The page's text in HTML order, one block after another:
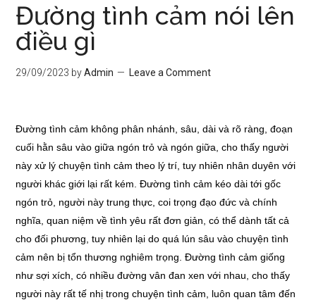
Đường tình cảm nói lên
điều gì
29/09/2023 byAdmin Leave a Comment
Đường tình cảm không phân nhánh, sâu, dài và rõ ràng, đoạn
cuối hằn sâu vào giữa ngón trỏ và ngón giữa, cho thấy người
này xử lý chuyện tình cảm theo lý trí, tuy nhiên nhân duyên với
người khác giới lại rất kém. Đường tình cảm kéo dài tới gốc
ngón trỏ, người này trung thực, coi trọng đạo đức và chính
nghĩa, quan niệm về tình yêu rất đơn giản, có thể dành tất cả
cho đối phương, tuy nhiên lại do quá lún sâu vào chuyện tình
cảm nên bị tổn thương nghiêm trọng. Đường tình cảm giống
như sợi xích, có nhiều đường vân đan xen với nhau, cho thấy
người này rất tế nhị trong chuyện tình cảm, luôn quan tâm đến